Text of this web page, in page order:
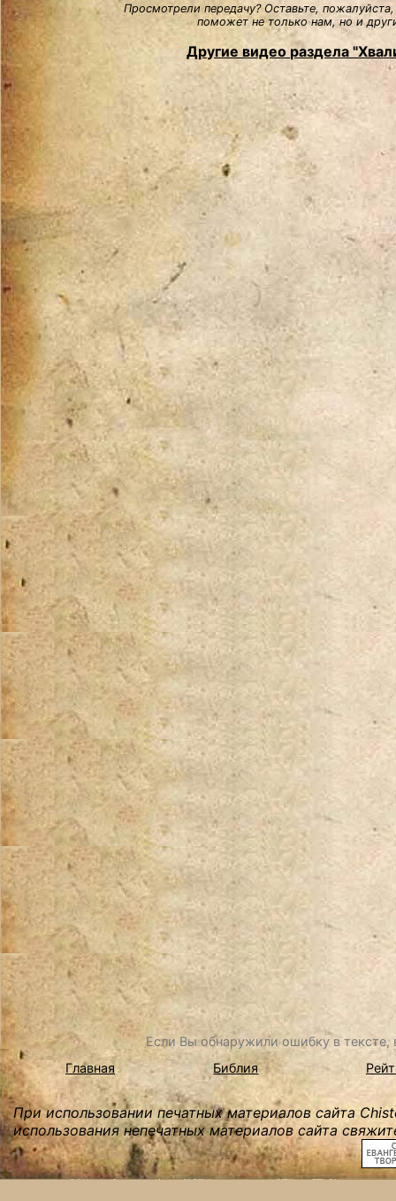
Просмотрели передачу? Оставьте,
поможет не только нам, но и
Другие видео раздела
Если Вы обнаружили ошибку в
Главная
Библия
При использовании печатных материалов сайта
использования непечатных материалов сайта